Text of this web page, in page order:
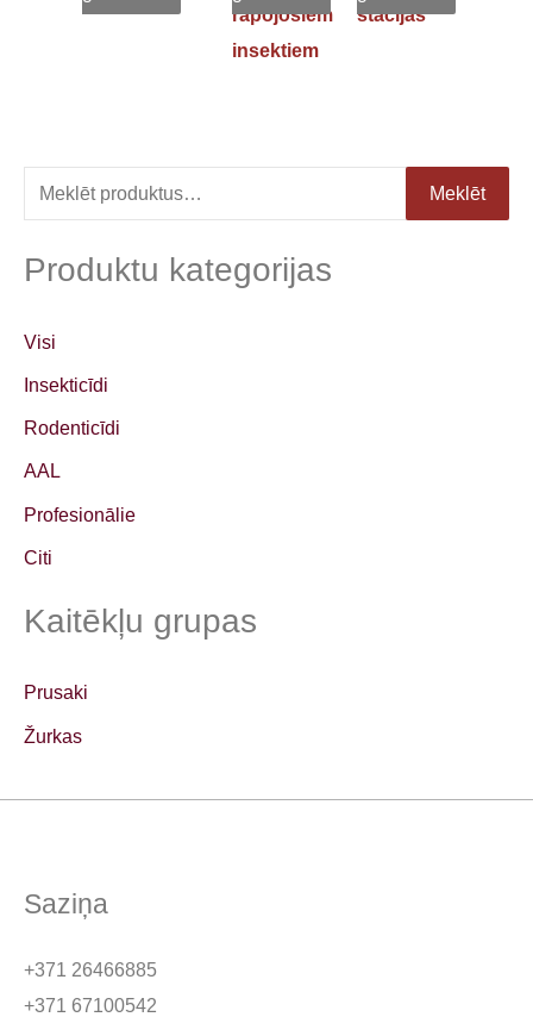
e
k
ē
t
Meklēt
Produktu kategorijas
Visi
Insekticīdi
Rodenticīdi
AAL
Profesionālie
Citi
Kaitēkļu grupas
Prusaki
Žurkas
rāpojošiem
insektiem
stacijas
Saziņa
+371 26466885
+371 67100542